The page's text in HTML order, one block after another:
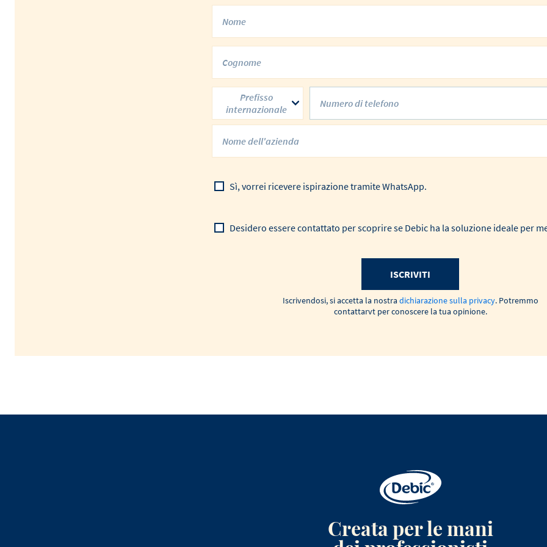
Prefisso
internazionale
Sì, vorrei ricevere ispirazione tramite WhatsApp.
Desidero essere contattato per scoprire se Debic ha la soluzione ideale per
ISCRIVITI
Iscrivendosi, si accetta la nostra dichiarazione sulla privacy. Potremmo
contattarvt per conoscere la tua opinione.
Creata per le mani